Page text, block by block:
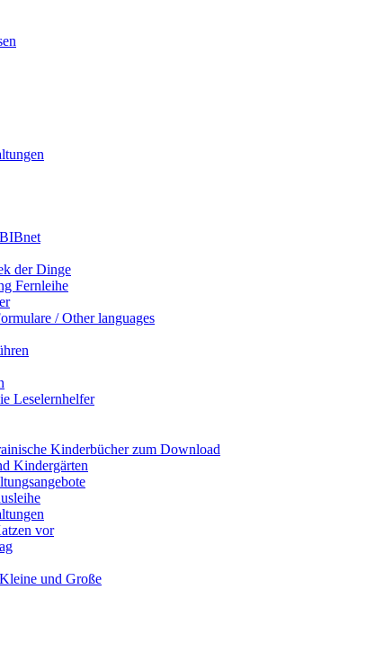
der Dinge
Fernleihe
/ Other languages
Leselernhelfer
Kinderbücher zum Download
Kindergärten
vor
und Große